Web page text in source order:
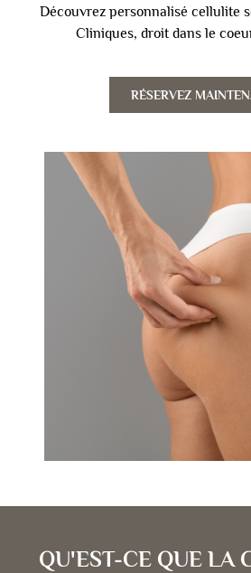
Découvrez personnalisé cellulite
Cliniques, droit dans le
RÉSERVEZ
QU'EST-CE QUE LA